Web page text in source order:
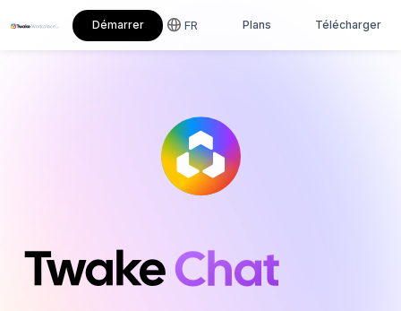
Télécharger
Plans
FR
Démarrer